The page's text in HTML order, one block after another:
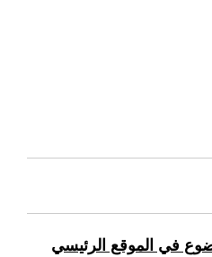
في الموقع الرئيسي